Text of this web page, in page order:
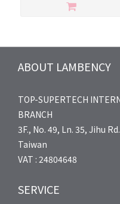
ABOUT LAMBENCY
TOP-SUPERTECH
BRANCH
3F., No. 49, Ln. 35, Jihu
Taiwan
VAT : 24804648
SERVICE